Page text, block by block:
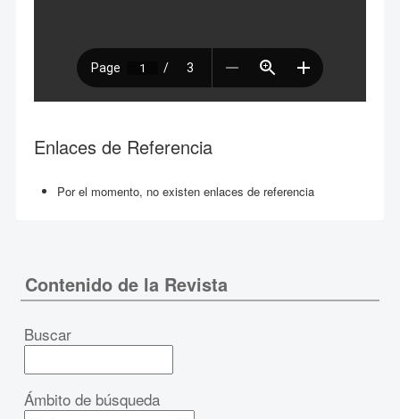
Enlaces de Referencia
Por el momento, no existen enlaces de referencia
Contenido de la Revista
Buscar
Ámbito de búsqueda